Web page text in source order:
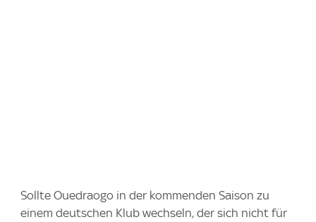
Sollte Ouedraogo in der kommenden Saison zu
einem deutschen Klub wechseln, der sich nicht für